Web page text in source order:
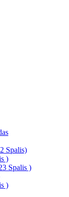
Spalis)
)
Spalis )
)